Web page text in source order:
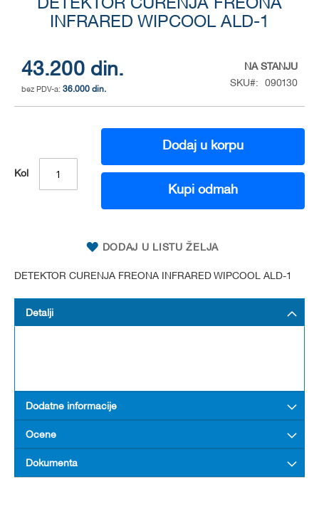
DETEKTOR CURENJA FREONA
INFRARED WIPCOOL ALD-1
43.200 din.
36.000 din.
NA STANJU
SKU
090130
Kol
Dodaj u korpu
Kupi odmah
DODAJ U LISTU ŽELJA
DETEKTOR CURENJA FREONA INFRARED WIPCOOL ALD-1
beginning
the
images
gallery
Detalji
Dodatne informacije
Ocene
Dokumenta